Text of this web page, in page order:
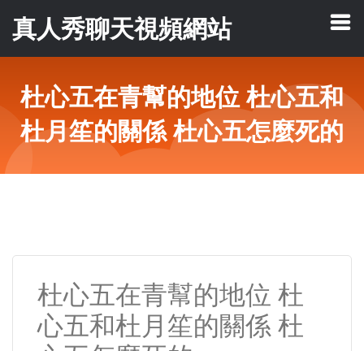
真人秀聊天視頻網站
杜心五在青幫的地位 杜心五和
杜月笙的關係 杜心五怎麼死的
杜心五在青幫的地位 杜
心五和杜月笙的關係 杜